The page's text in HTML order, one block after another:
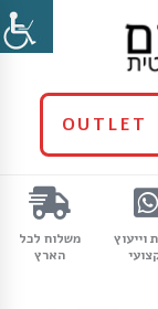
OUTLET
וייעוץ
משלוח לכל
הארץ